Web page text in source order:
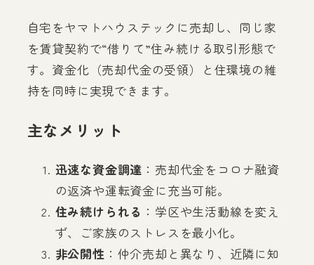
自宅をヤマトハウステックに売却し、同じ家
を賃貸契約で“借りて”住み続ける取引形態で
す。資金化（売却代金の受領）と住環境の維
持を同時に実現できます。
主なメリット
迅速な資金調達 ：売却代金をコロナ融資
の返済や運転資金に充当可能。
住み続けられる ：学区や生活動線を変え
ず、ご家族のストレスを最小化。
非公開性 ：仲介売却と異なり、近隣に知